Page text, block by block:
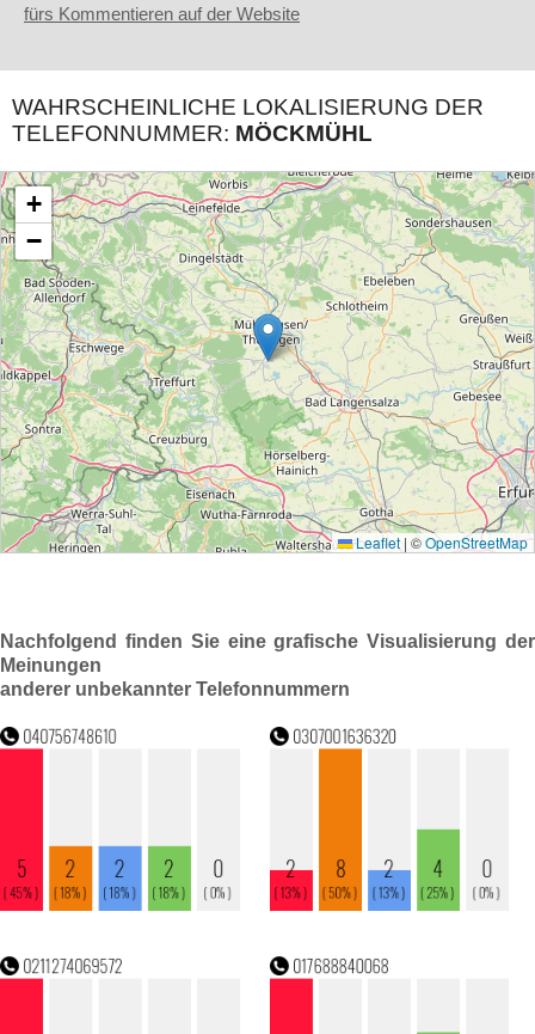
fürs Kommentieren auf der Website
WAHRSCHEINLICHE LOKALISIERUNG DER
TELEFONNUMMER: MÖCKMÜHL
Nachfolgend finden Sie eine grafische Visualisierung der
Meinungen
anderer unbekannter Telefonnummern